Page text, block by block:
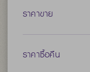
ราคาขาย
ราคาซื้อคืน